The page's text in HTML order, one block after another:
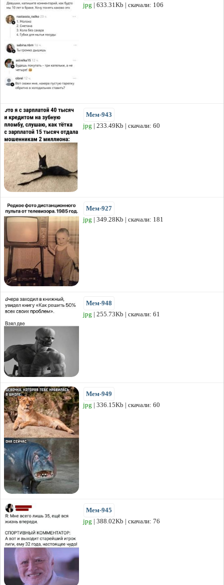
jpg | 633.31Kb | скачали: 106
Мем-943
jpg | 233.49Kb | скачали: 60
Мем-927
jpg | 349.28Kb | скачали: 181
Мем-948
jpg | 255.73Kb | скачали: 61
Мем-949
jpg | 336.15Kb | скачали: 60
Мем-945
jpg | 388.02Kb | скачали: 76